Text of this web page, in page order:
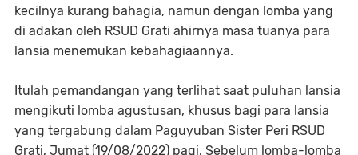
kecilnya kurang bahagia, namun dengan lomba yang
di adakan oleh RSUD Grati ahirnya masa tuanya para
lansia menemukan kebahagiaannya.
Itulah pemandangan yang terlihat saat puluhan lansia
mengikuti lomba agustusan, khusus bagi para lansia
yang tergabung dalam Paguyuban Sister Peri RSUD
Grati, Jumat (19/08/2022) pagi. Sebelum lomba-lomba